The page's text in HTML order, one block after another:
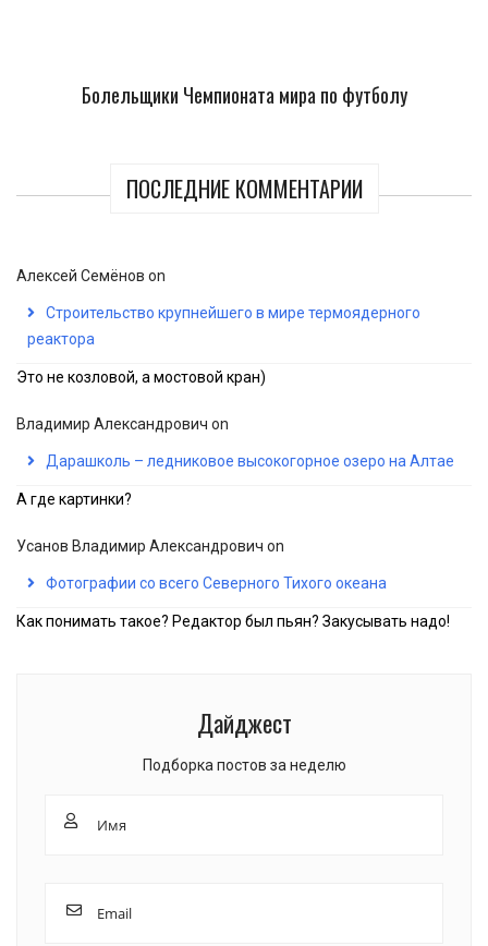
Болельщики Чемпионата мира по футболу
ПОСЛЕДНИЕ КОММЕНТАРИИ
Алексей Семёнов on
Строительство крупнейшего в мире термоядерного
реактора
Это не козловой, а мостовой кран)
Владимир Александрович on
Дарашколь – ледниковое высокогорное озеро на Алтае
А где картинки?
Усанов Владимир Александрович on
Фотографии со всего Северного Тихого океана
Как понимать такое? Редактор был пьян? Закусывать надо!
Дайджест
Подборка постов за неделю